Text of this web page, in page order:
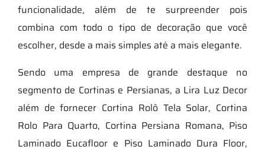
funcionalidade, além de te surpreender pois
combina com todo o tipo de decoração que você
escolher, desde a mais simples até a mais elegante.
Sendo uma empresa de grande destaque no
segmento de Cortinas e Persianas, a Lira Luz Decor
além de fornecer Cortina Rolô Tela Solar, Cortina
Rolo Para Quarto, Cortina Persiana Romana, Piso
Laminado Eucafloor e Piso Laminado Dura Floor,